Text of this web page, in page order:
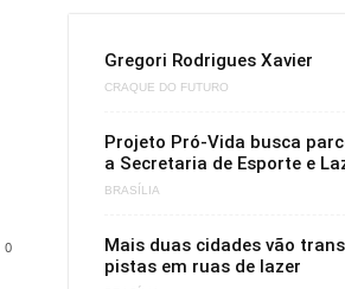
0
Gregori Rodrigues Xavier
CRAQUE DO FUTURO
Projeto Pró-Vida busca
a Secretaria de Esporte e
BRASÍLIA
Mais duas cidades vão
pistas em ruas de lazer